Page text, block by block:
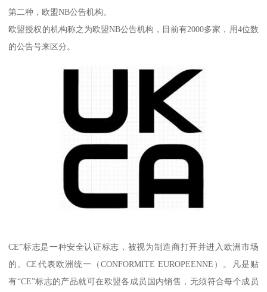
第二种，欧盟NB公告机构。
欧盟授权的机构称之为欧盟NB公告机构，目前有2000多家，用4位数
的公告号来区分。
CE”标志是一种安全认证标志，被视为制造商打开并进入欧洲市场
的。CE代表欧洲统一（CONFORMITE EUROPEENNE）。凡是贴
有“CE”标志的产品就可在欧盟各成员国内销售，无须符合每个成员